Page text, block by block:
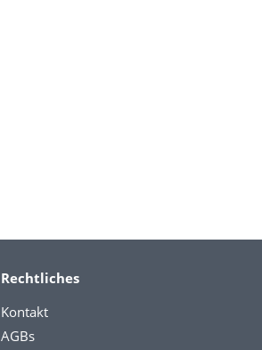
Rechtliches
Kontakt
AGBs